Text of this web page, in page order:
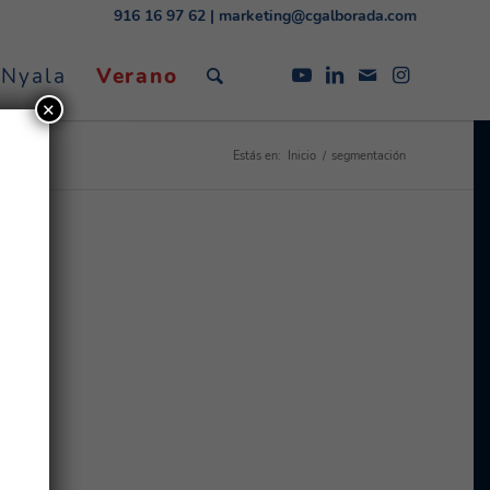
916 16 97 62 | marketing@cgalborada.com
Verano
Estás en: Inicio / segmentación
✕